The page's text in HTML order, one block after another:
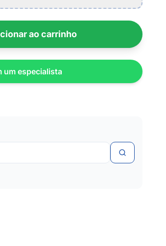
ao carrinho
um especialista